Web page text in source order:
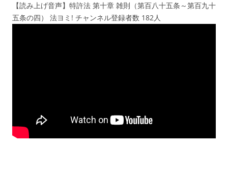
【読み上げ音声】特許法 第十章 雑則（第百八十五条～第百九十
五条の四） 法ヨミ! チャンネル登録者数 182人